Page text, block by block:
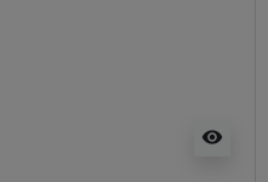
visibility